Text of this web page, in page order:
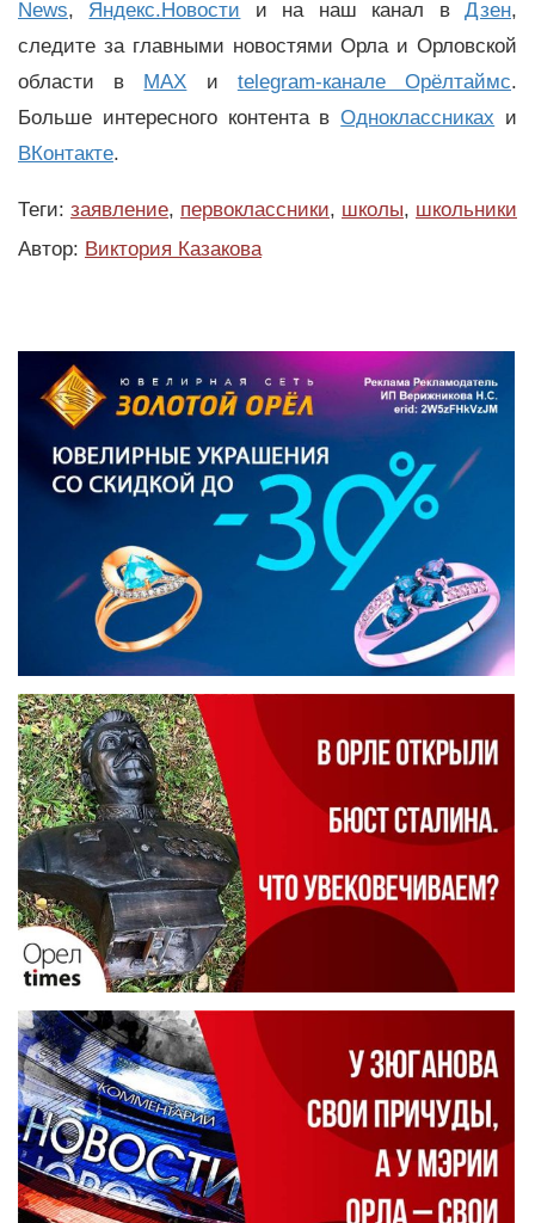
News, Яндекс.Новости и на наш канал вДзен,
следите за главными новостями Орла и Орловской
области в MAX и telegram-канале Орёлтаймс.
Больше интересного контента вОдноклассниках и
ВКонтакте.
Теги: заявление, первоклассники, школы, школьники
Автор: Виктория Казакова